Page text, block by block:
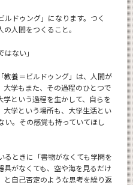
ドゥング」になります。つく
人間をつくること。
ない」
教養＝ビルドゥング」は、人間が
大学もまた、その過程のひとつで
という過程を生かして、自らを
大学という場所も、大学生活とい
い。その感覚も持っていてほし
るときに「書物がなくても学問を
具がなくても、空や海を見るだけ
と自己否定のような思考を繰り返